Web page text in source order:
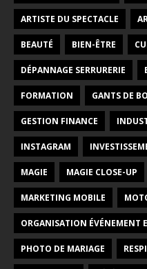
ARTISTE DU SPECTACLE
BEAUTÉ BIEN-ÊTRE
DÉPANNAGE SERRURERIE
FORMATION GANTS DE
GESTION FINANCE
INSTAGRAM
MAGIE MAGIE CLOSE-UP
MARKETING MOBILE
ORGANISATION ÉVÉNEMENT
PHOTO DE MARIAGE